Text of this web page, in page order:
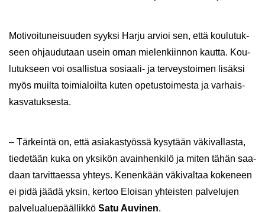
Mo­ti­voi­tu­nei­suu­den syyk­si Harju ar­vioi sen, että kou­lu­tuk­
seen oh­jau­du­taan usein oman mie­len­kiin­non kaut­ta. Kou­
lu­tuk­seen voi osal­lis­tua sosiaali-​ ja ter­veys­toi­men li­säk­si
myös muil­ta toi­mia­loil­ta kuten ope­tus­toi­mes­ta ja var­hais­
kas­va­tuk­ses­ta.
– Tär­kein­tä on, että asia­kas­työs­sä ky­sy­tään vä­ki­val­las­ta,
tie­de­tään kuka on yk­si­kön avain­hen­ki­lö ja miten tähän saa­
daan tar­vit­taes­sa yh­teys. Ke­nen­kään vä­ki­val­taa ko­ke­neen
ei pidä jäädä yksin, ker­too Eloi­san yh­teis­ten pal­ve­lu­jen
pal­ve­lua­lue­pääl­lik­kö Satu Au­vi­nen.